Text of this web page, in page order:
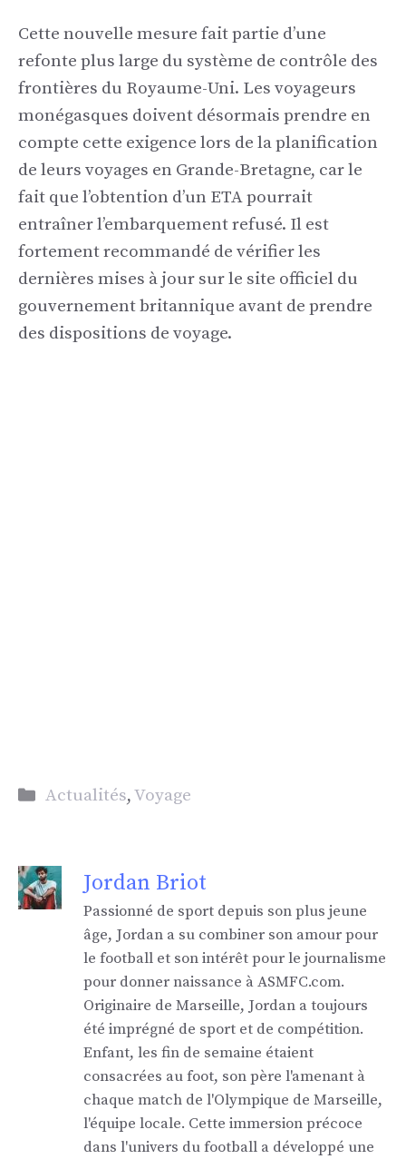
Cette nouvelle mesure fait partie d’une
refonte plus large du système de contrôle des
frontières du Royaume-Uni. Les voyageurs
monégasques doivent désormais prendre en
compte cette exigence lors de la planification
de leurs voyages en Grande-Bretagne, car le
fait que l’obtention d’un ETA pourrait
entraîner l’embarquement refusé. Il est
fortement recommandé de vérifier les
dernières mises à jour sur le site officiel du
gouvernement britannique avant de prendre
des dispositions de voyage.
Catégories
Actualités,Voyage
Jordan Briot
Passionné de sport depuis son plus jeune
âge, Jordan a su combiner son amour pour
le football et son intérêt pour le journalisme
pour donner naissance à ASMFC.com.
Originaire de Marseille, Jordan a toujours
été imprégné de sport et de compétition.
Enfant, les fin de semaine étaient
consacrées au foot, son père l'amenant à
chaque match de l'Olympique de Marseille,
l'équipe locale. Cette immersion précoce
dans l'univers du football a développé une